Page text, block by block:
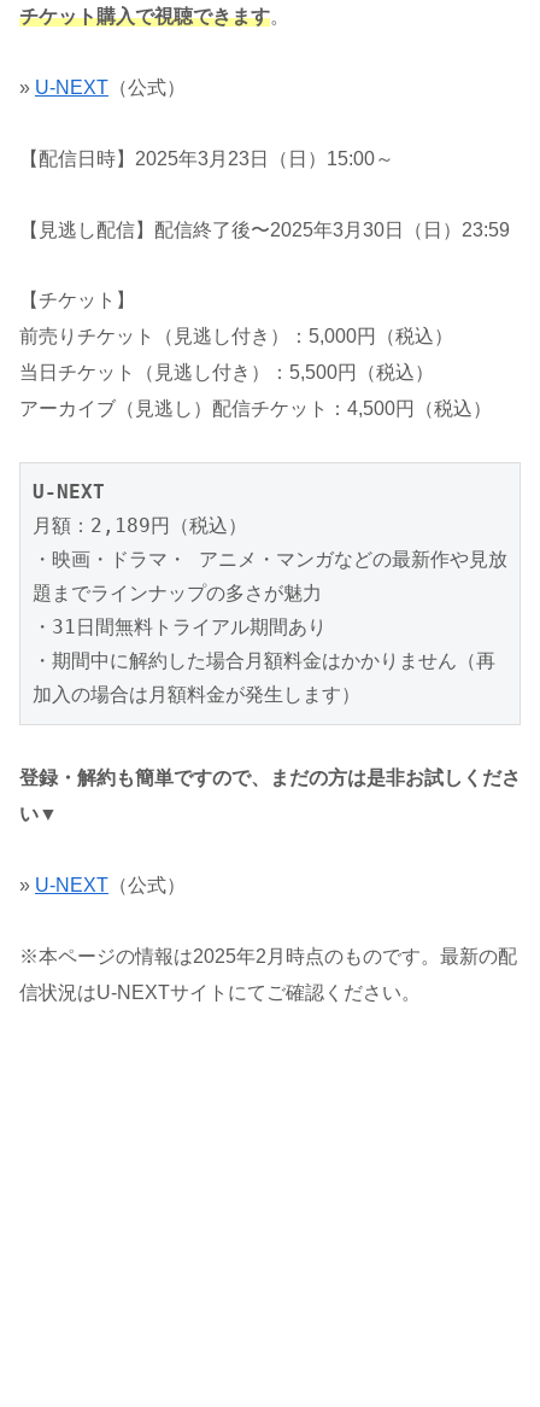
チケット購入で視聴できます。
» U-NEXT （公式）
【配信日時】2025年3月23日（日）15:00～
【見逃し配信】配信終了後〜2025年3月30日（日）23:59
【チケット】
前売りチケット（見逃し付き）：5,000円（税込）
当日チケット（見逃し付き）：5,500円（税込）
アーカイブ（見逃し）配信チケット：4,500円（税込）
U-NEXT
月額：2,189円（税込）
・映画・ドラマ・ アニメ・マンガなどの最新作や見放
題までラインナップの多さが魅力
・31日間無料トライアル期間あり
・期間中に解約した場合月額料金はかかりません（再
加入の場合は月額料金が発生します）
登録・解約も簡単ですので、まだの方は是非お試しくださ
い▼
» U-NEXT （公式）
※本ページの情報は2025年2月時点のものです。最新の配
信状況はU-NEXTサイトにてご確認ください。